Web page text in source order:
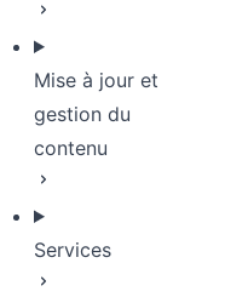
Mise à jour et
gestion du
contenu
Services